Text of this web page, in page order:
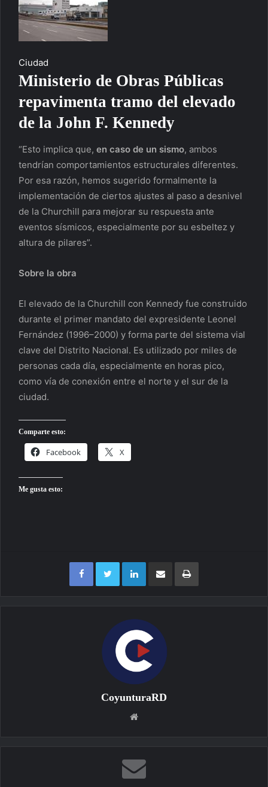
Ciudad
Ministerio de Obras Públicas
repavimenta tramo del elevado
de la John F. Kennedy
“Esto implica que, en caso de un sismo, ambos
tendrían comportamientos estructurales diferentes.
Por esa razón, hemos sugerido formalmente la
implementación de ciertos ajustes al paso a desnivel
de la Churchill para mejorar su respuesta ante
eventos sísmicos, especialmente por su esbeltez y
altura de pilares”.
Sobre la obra
El elevado de la Churchill con Kennedy fue construido
durante el primer mandato del expresidente Leonel
Fernández (1996–2000) y forma parte del sistema vial
clave del Distrito Nacional. Es utilizado por miles de
personas cada día, especialmente en horas pico,
como vía de conexión entre el norte y el sur de la
ciudad.
Comparte esto:
Facebook X
Me gusta esto:
FacebookTwitterLinkedInCompartir por correo electrónicoImprimir
CoyunturaRD
Sitio